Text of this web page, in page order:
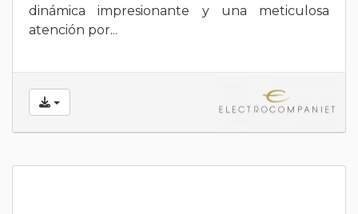
dinámica impresionante y una meticulosa
atención por...